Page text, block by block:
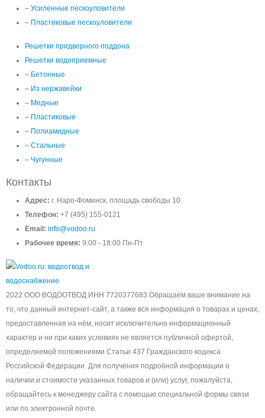
– Усиленные пескоуловители
– Пластиковые пескоуловители
Решетки придверного поддона
Решетки водоприемные
– Бетонные
– Из нержавейки
– Медные
– Пластиковые
– Полиамидные
– Стальные
– Чугунные
Контакты
Адрес: г. Наро-Фоминск, площадь свободы 10
Телефон: +7 (495) 155-0121
Email: info@vodoo.ru
Рабочее время: 9:00 - 18:00 Пн-Пт
2022 ООО ВОДООТВОД ИНН 7720377683 Обращаем ваше внимание на
то, что данный интернет-сайт, а также вся информация о товарах и ценах,
предоставленная на нём, носит исключительно информационный
характер и ни при каких условиях не является публичной офертой,
определяемой положениями Статьи 437 Гражданского кодекса
Российской Федерации. Для получения подробной информации о
наличии и стоимости указанных товаров и (или) услуг, пожалуйста,
обращайтесь к менеджеру сайта с помощью специальной формы связи
или по электронной почте.